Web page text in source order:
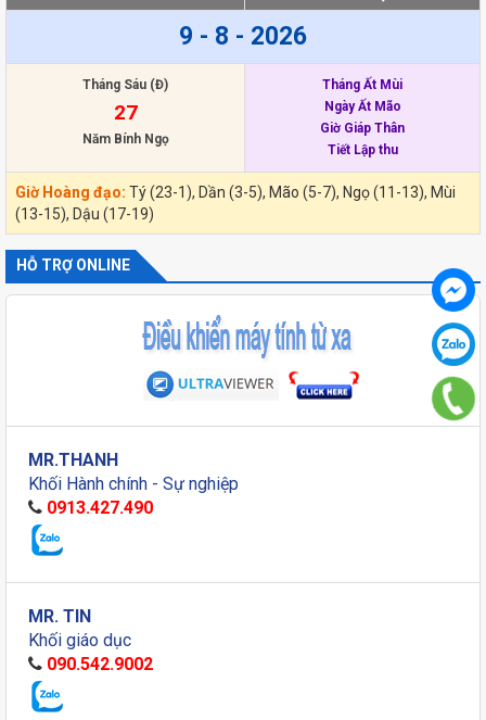
9 - 8 - 2026
Tháng Sáu (Đ)
27
Năm Bính Ngọ
Tháng Ất Mùi
Ngày Ất Mão
Giờ Giáp Thân
Tiết Lập thu
Giờ Hoàng đạo: Tý (23-1), Dần (3-5), Mão (5-7), Ngọ (11-13), Mùi
(13-15), Dậu (17-19)
HỖ TRỢ ONLINE
MR.THANH
Khối Hành chính - Sự nghiệp
0913.427.490
MR. TIN
Khối giáo dục
090.542.9002